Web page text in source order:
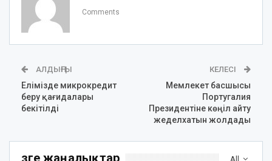
Comments
АЛДЫҢҒЫ
Елімізде микрокредит
беру қағидалары
бекітілді
КЕЛЕСІ
Мемлекет басшысы
Португалия
Президентіне көңіл айту
жеделхатын жолдады
All
Өзге жаңалықтар